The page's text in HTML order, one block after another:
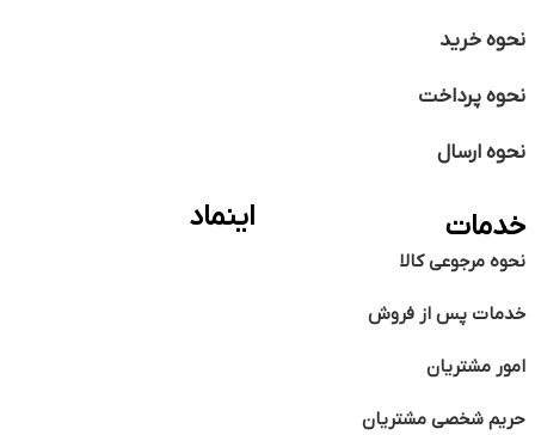
نحوه خرید
نحوه پرداخت
نحوه ارسال
خدمات
نحوه مرجوعی کالا
خدمات پس از فروش
امور مشتریان
حریم شخصی مشتریان
اینماد